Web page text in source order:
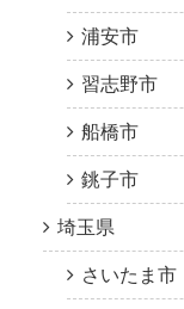
浦安市
習志野市
船橋市
銚子市
埼玉県
さいたま市